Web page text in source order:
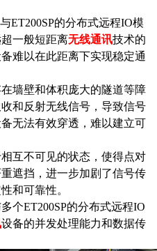
ET200SP的分布式远程IO模
一般短距离无线通讯技术的
难以在此距离下实现稳定通
在墙壁和体积庞大的隧道等障
和反射无线信号，导致信号
无法有效穿透，难以建立可
相互不可见的状态，使得点对
遮挡，进一步加剧了信号传
和可靠性。
多个ET200SP的分布式远程IO
设备的并发处理能力和数据传